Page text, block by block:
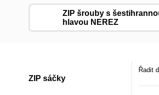
ZIP šrouby s
hlavou NEREZ
ZIP sáčky
Řadit